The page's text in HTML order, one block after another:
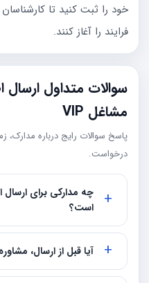
خود را ثبت کنید تا
فرایند را آغاز کنند.
سوالات متداول ارسال
مشاغل VIP
پاسخ سوالات رایج درباره مدارک،
درخواست.
است؟
آیا قبل از ارسال،